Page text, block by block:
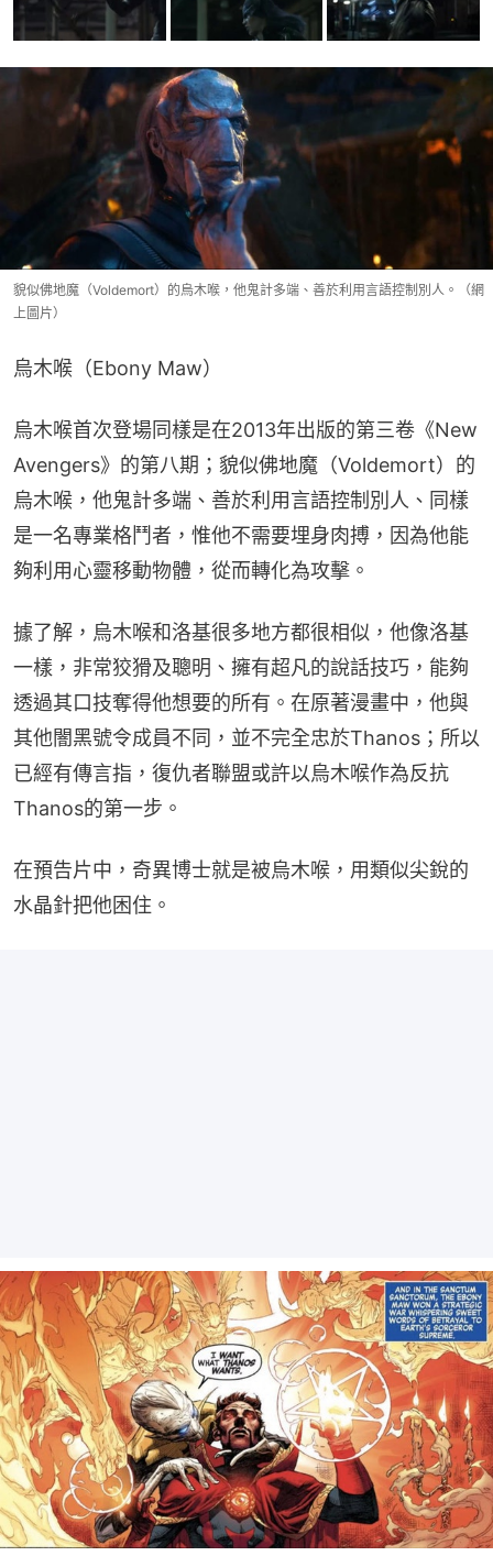
貌似佛地魔（Voldemort）的烏木喉，他鬼計多端、善於利用言語控制別人。（網
上圖片）
烏木喉（Ebony Maw）
烏木喉首次登場同樣是在2013年出版的第三卷《New
Avengers》的第八期；貌似佛地魔（Voldemort）的
烏木喉，他鬼計多端、善於利用言語控制別人、同樣
是一名專業格鬥者，惟他不需要埋身肉搏，因為他能
夠利用心靈移動物體，從而轉化為攻擊。
據了解，烏木喉和洛基很多地方都很相似，他像洛基
一樣，非常狡猾及聰明、擁有超凡的說話技巧，能夠
透過其口技奪得他想要的所有。在原著漫畫中，他與
其他闇黑號令成員不同，並不完全忠於Thanos；所以
已經有傳言指，復仇者聯盟或許以烏木喉作為反抗
Thanos的第一步。
在預告片中，奇異博士就是被烏木喉，用類似尖銳的
水晶針把他困住。